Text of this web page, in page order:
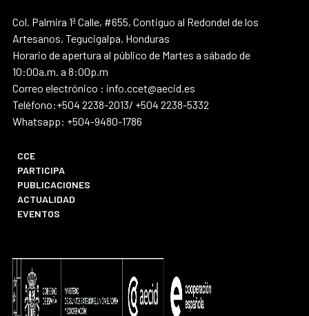
Col. Palmira 1ª Calle, #655, Contiguo al Redondel de los
Artesanos, Tegucigalpa, Honduras
Horario de apertura al público de Martes a sábado de
10:00a.m. a 8:00p.m
Correo electrónico : info.ccet@aecid.es
Teléfono:+504 2238-2013/ +504 2238-5332
Whatsapp: +504-9480-1786
CCE
PARTICIPA
PUBLICACIONES
ACTUALIDAD
EVENTOS